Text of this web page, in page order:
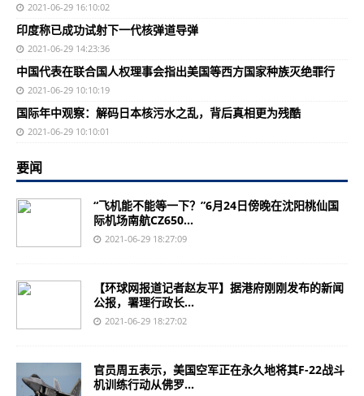
2021-06-29 16:10:02
印度称已成功试射下一代核弹道导弹
2021-06-29 14:23:36
中国代表在联合国人权理事会指出美国等西方国家种族灭绝罪行
2021-06-29 10:10:19
国际年中观察：解码日本核污水之乱，背后真相更为残酷
2021-06-29 10:10:01
要闻
“飞机能不能等一下？”6月24日傍晚在沈阳桃仙国
际机场南航CZ650...
2021-06-29 18:27:09
【环球网报道记者赵友平】据港府刚刚发布的新闻
公报，署理行政长...
2021-06-29 18:27:02
官员周五表示，美国空军正在永久地将其F-22战斗
机训练行动从佛罗...